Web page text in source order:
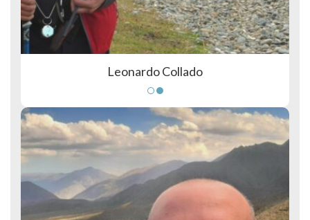
Leonardo Collado